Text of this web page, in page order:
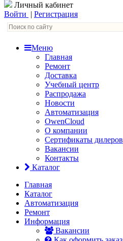
Личный кабинет
Войти | Регистрация
Меню
Главная
Ремонт
Доставка
Учебный центр
Распродажа
Новости
Автоматизация
OwenCloud
О компании
Сертификаты дилеров
Вакансии
Контакты
Каталог
Главная
Каталог
Автоматизация
Ремонт
Информация
Вакансии